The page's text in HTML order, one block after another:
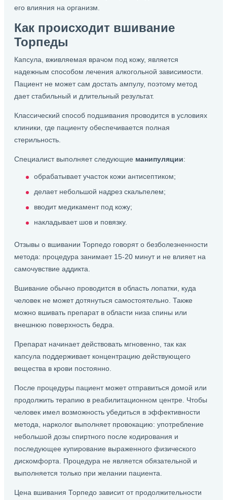
его влияния на организм.
Как происходит вшивание
Торпеды
Капсула, вживляемая врачом под кожу, является
надежным способом лечения алкогольной зависимости.
Пациент не может сам достать ампулу, поэтому метод
дает стабильный и длительный результат.
Классический способ подшивания проводится в условиях
клиники, где пациенту обеспечивается полная
стерильность.
Специалист выполняет следующие манипуляции:
обрабатывает участок кожи антисептиком;
делает небольшой надрез скальпелем;
вводит медикамент под кожу;
накладывает шов и повязку.
Отзывы о вшивании Торпедо говорят о безболезненности
метода: процедура занимает 15-20 минут и не влияет на
самочувствие аддикта.
Вшивание обычно проводится в область лопатки, куда
человек не может дотянуться самостоятельно. Также
можно вшивать препарат в области низа спины или
внешнюю поверхность бедра.
Препарат начинает действовать мгновенно, так как
капсула поддерживает концентрацию действующего
вещества в крови постоянно.
После процедуры пациент может отправиться домой или
продолжить терапию в реабилитационном центре. Чтобы
человек имел возможность убедиться в эффективности
метода, нарколог выполняет провокацию: употребление
небольшой дозы спиртного после кодирования и
последующее купирование выраженного физического
дискомфорта. Процедура не является обязательной и
выполняется только при желании пациента.
Цена вшивания Торпедо зависит от продолжительности